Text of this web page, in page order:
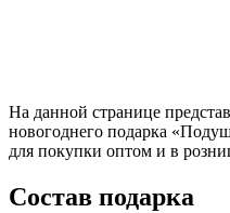
На данной странице
новогоднего подарка
для покупки оптом и в
Состав подарка